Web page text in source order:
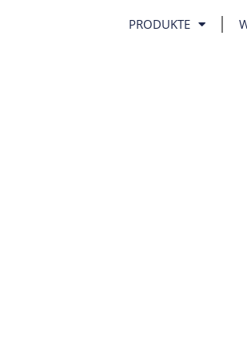
PRODUKTE
|